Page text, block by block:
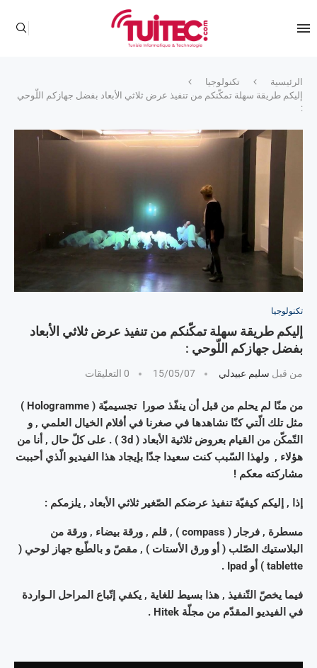
الرئيسية
تكنولوجيا
إليكم طريقة سهلة تمكّنكم من تنفيذ عرض ثلاثي الأبعاد بفضل جهازكم اللّوحي
:
تكنولوجيا
إليكم طريقة سهلة تمكّنكم من تنفيذ عرض ثلاثي الأبعاد
بفضل جهازكم اللّوحي :
من قبل سليم عبيدلي 15/05/07 0 التعليقات
من منّا لم يحلم من قبل أن ينفّذ صورا تجسيميّة ( Hologramme )
مثل تلك الّتي كنّا نشاهدها في صغرنا في أفلام الخيال العلمي , و
التّمكّن من القيام بعروض ثلاثية الأبعاد ( 3d ) . على كلّ حال , أنا من
هؤلاء , ولهذا السّبب كنت سعيدا جدّا بإيجاد هذا الفيديو الّذي أحببت
مشاركته معكم !
إذا , إليكم كيفيّة تنفيذ عرضكم الصّغير ثلاثي الأبعاد , يلزمكم :
مسطرة , فرجار ( compass ) , قلم , ورقة بيضاء , ورقة من
البلاستيك الصّلب ( أو ورق الأستات ) , مقصّ و بالطّبع جهاز لوحي (
tablette ) أو Ipad .
فيما يخصّ التّنفيذ , هذا بسيط للغاية , يكفي إتّباع المراحل الـواردة
في الفيديو المقدّم من مجلّة Hitek .